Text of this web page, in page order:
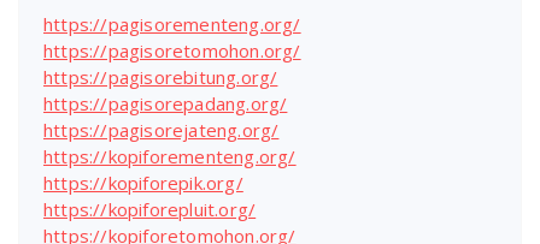
https://pagisorementeng.org/
https://pagisoretomohon.org/
https://pagisorebitung.org/
https://pagisorepadang.org/
https://pagisorejateng.org/
https://kopiforementeng.org/
https://kopiforepik.org/
https://kopiforepluit.org/
https://kopiforetomohon.org/